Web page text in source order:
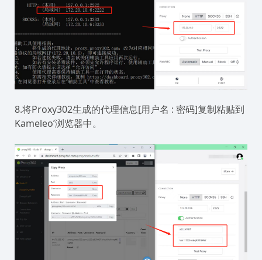
8.将Proxy302生成的代理信息[用户名 : 密码]复制粘贴到
Kameleo’浏览器中。